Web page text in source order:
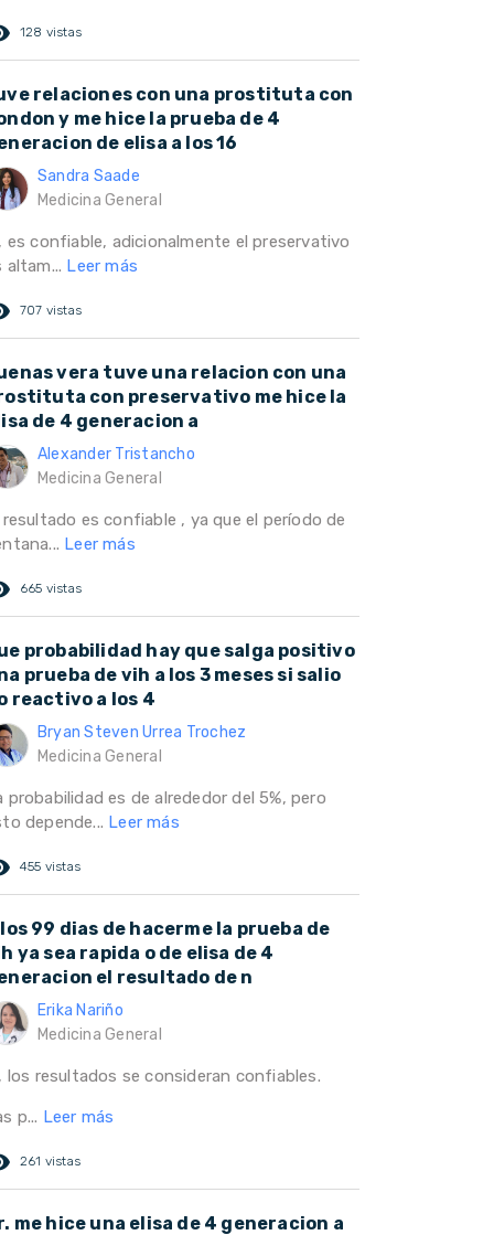
128 vistas
relaciones con una prostituta con
y me hice la prueba de 4
de elisa a los 16
Sandra Saade
Medicina General
es confiable, adicionalmente el preservativo
altam... Leer más
707 vistas
vera tuve una relacion con una
con preservativo me hice la
de 4 generacion a
Alexander Tristancho
Medicina General
resultado es confiable , ya que el período de
Leer más
665 vistas
probabilidad hay que salga positivo
prueba de vih a los 3 meses si salio
reactivo a los 4
Bryan Steven Urrea Trochez
Medicina General
probabilidad es de alrededor del 5%, pero
depende... Leer más
455 vistas
los 99 dias de hacerme la prueba de
ya sea rapida o de elisa de 4
el resultado de n
Erika Nariño
Medicina General
los resultados se consideran confiables.
p... Leer más
261 vistas
me hice una elisa de 4 generacion a